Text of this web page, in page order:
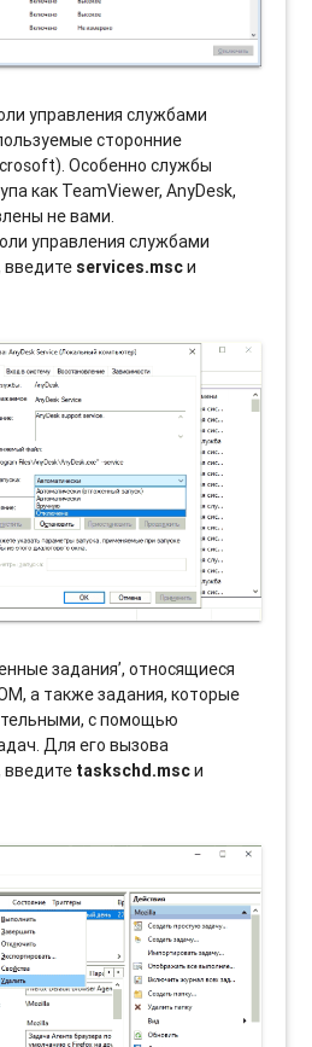
управления службами
сторонние
Особенно службы
как TeamViewer, AnyDesk,
не вами.
управления службами
введите services.mscи
задания’, относящиеся
а также задания, которые
с помощью
Для его вызова
введите taskschd.mscи